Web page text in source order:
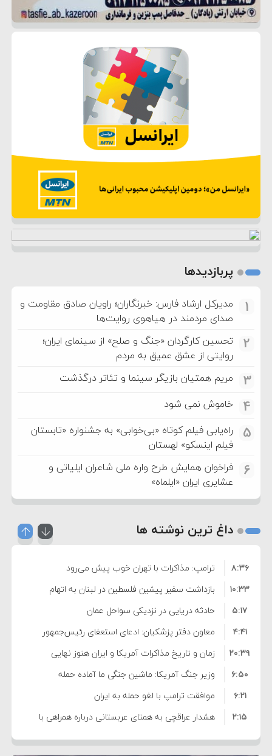
پربازدیدها
1
مدیرکل ارشاد فارس: خبرنگاران؛ راویان صادق مقاومت و
صدای مردمند در هیاهوی روایت‌ها
2
تحسین کارگردان «جنگ و صلح» از سینمای ایران؛
روایتی از عشق عمیق به مردم
3 مریم همتیان بازیگر سینما و تئاتر درگذشت
4 خاموش نمی شود
5
راه‌یابی فیلم کوتاه «بی‌خوابی» به جشنواره «تابستان
فیلم اینسکو» لهستان
6
فراخوان همایش طرح واره ملی شاعران ایلیاتی و
عشایری ایران «ایلماه»
داغ ترین نوشته ها
ترامپ: مذاکرات با تهران خوب پیش می‌رود
۸:۳۶
بازداشت سفیر پیشین فلسطین در لبنان به اتهام
فساد و اختلاس اموال
۱۰:۳۳
حادثه دریایی در نزدیکی سواحل عمان
۵:۱۷
معاون دفتر پزشکیان: ادعای استعفای رئیس‌جمهور
واهی و کذب محض است
۴:۴۱
زمان و تاریخ مذاکرات آمریکا و ایران هنوز نهایی
نشده است
۲۰:۳۹
وزیر جنگ آمریکا: ماشین جنگی ما آماده حمله
نظامی علیه ایران است
۶:۵۰
موافقت ترامپ با لغو حمله به ایران
۶:۲۱
هشدار عراقچی به همتای عربستانی درباره همراهی با
آمریکا
۲:۱۵
مقام ارشد امنیتی: برنامه گسترده‌ای برای پاسخ به
۷:۱۰